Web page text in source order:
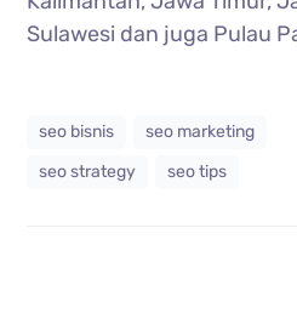
Sulawesi dan juga Pulau
seo bisnis
seo marketing
seo strategy
seo tips